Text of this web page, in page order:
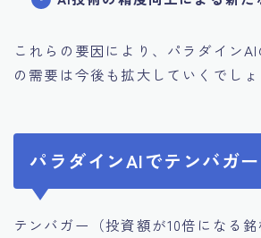
これらの要因により、パラダイン
の需要は今後も拡大していくでしょ
パラダインAIでテンバガ
テンバガー（投資額が10倍になる